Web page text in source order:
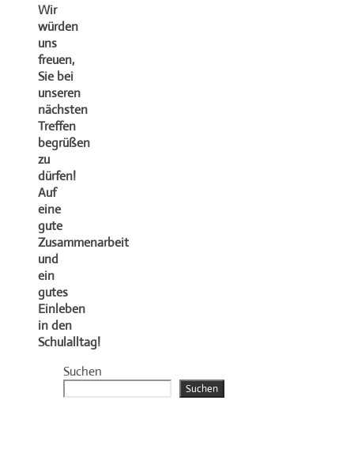
Wir
würden
uns
freuen,
Sie bei
unseren
nächsten
Treffen
begrüßen
zu
dürfen!
Auf
eine
gute
Zusammenarbeit
und
ein
gutes
Einleben
in den
Schulalltag!
Suchen
Suchen